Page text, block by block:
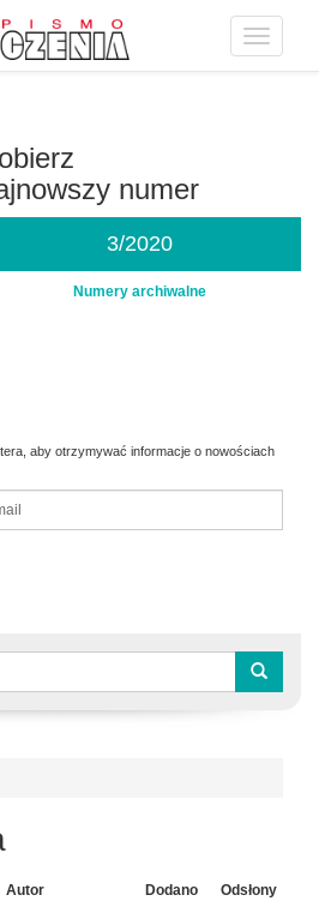
Toggle
numer
3/2020
Numery archiwalne
aby otrzymywać informacje o nowościach
Autor Dodano Odsłony